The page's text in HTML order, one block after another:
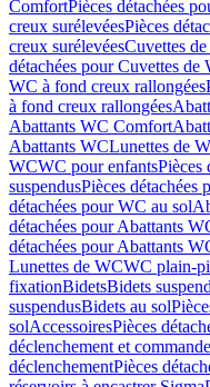
ComfortPièces détachées
creux surélevéesPièces
creux surélevéesCuvettes
détachées pour Cuvettes
WC à fond creux rallongées
à fond creux rallongées
Abattants WC Comfort
Abattants WCLunettes de
WCWC pour enfantsPièces
suspendusPièces détachées
détachées pour WC au sol
détachées pour Abattants
détachées pour Abattants
Lunettes de WCWC plain-
fixationBidetsBidets
suspendusBidets au sol
solAccessoiresPièces
déclenchement et
déclenchementPièces